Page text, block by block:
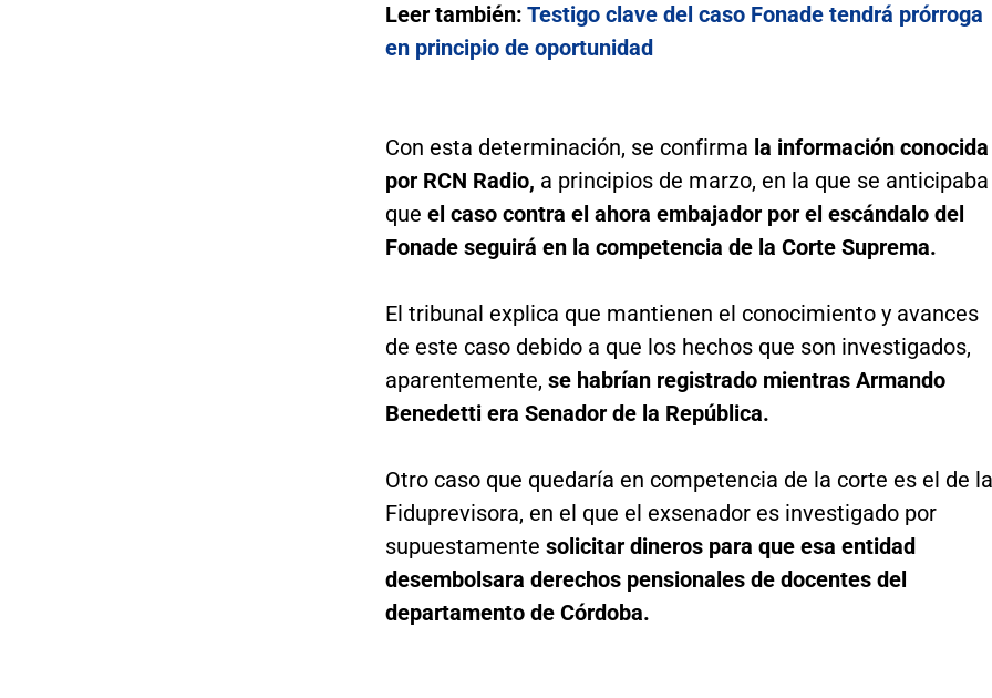
Leer también: Testigo clave del caso Fonade tendrá prórroga
en principio de oportunidad
Con esta determinación, se confirma la información conocida
por RCN Radio, a principios de marzo, en la que se anticipaba
que el caso contra el ahora embajador por el escándalo del
Fonade seguirá en la competencia de la Corte Suprema.
El tribunal explica que mantienen el conocimiento y avances
de este caso debido a que los hechos que son investigados,
aparentemente, se habrían registrado mientras Armando
Benedetti era Senador de la República.
Otro caso que quedaría en competencia de la corte es el de la
Fiduprevisora, en el que el exsenador es investigado por
supuestamente solicitar dineros para que esa entidad
desembolsara derechos pensionales de docentes del
departamento de Córdoba.